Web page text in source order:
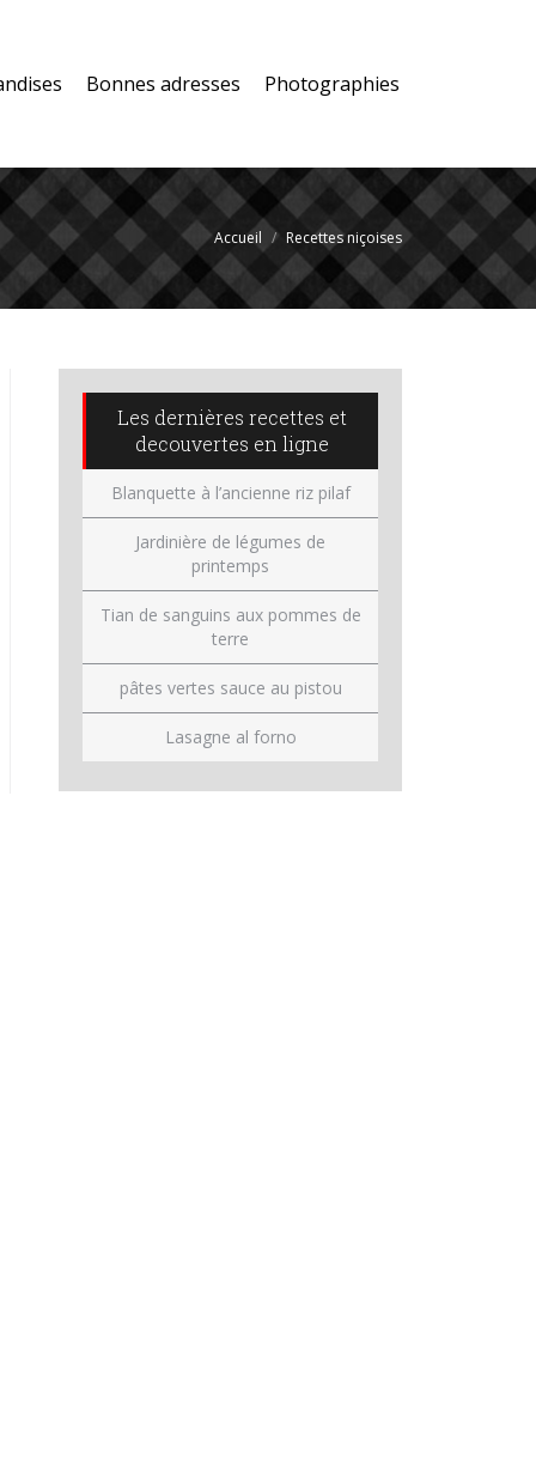
Bonnes adresses Photographies
Accueil Recettes niçoises
Les dernières recettes et
decouvertes en ligne
Blanquette à l’ancienne riz pilaf
Jardinière de légumes de
printemps
Tian de sanguins aux pommes de
terre
pâtes vertes sauce au pistou
Lasagne al forno